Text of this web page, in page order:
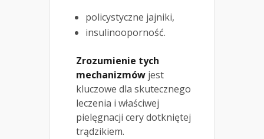
policystyczne jajniki,
insulinooporność.
Zrozumienie tych
mechanizmów jest
kluczowe dla skutecznego
leczenia i właściwej
pielęgnacji cery dotkniętej
trądzikiem.